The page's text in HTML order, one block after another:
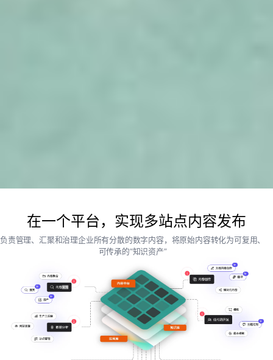
在一个平台，实现多站点内容发布
负责管理、汇聚和治理企业所有分散的数字内容，将原始内容转化为可复用、
可传承的“知识资产”